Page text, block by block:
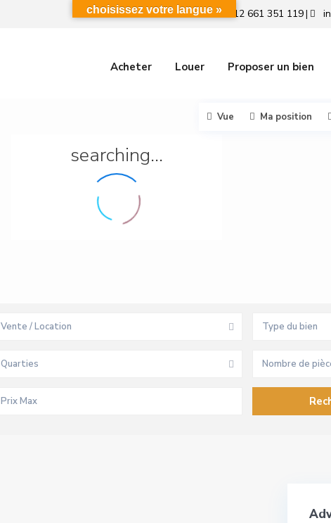
+212 661 351 119|
Acheter Louer Proposer un bien
searching...
Vue Ma position
Vente / Location Type du bien
Quarties Nombre de
choisissez votre langue »